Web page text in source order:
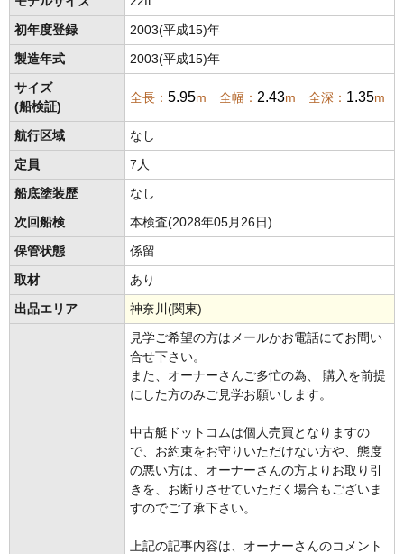
初年度登録 2003(平成15)年
製造年式 2003(平成15)年
サイズ
(船検証)
全長： 5.95m 全幅： 2.43m 全深： 1.35m
航行区域 なし
定員 7人
船底塗装歴 なし
次回船検 本検査(2028年05月26日)
保管状態 係留
取材 あり
出品エリア 神奈川(関東)
見学ご希望の方はメールかお電話にてお問い
合せ下さい。
また、オーナーさんご多忙の為、 購入を前提
にした方のみご見学お願いします。
中古艇ドットコムは個人売買となりますの
で、お約束をお守りいただけない方や、態度
の悪い方は、オーナーさんの方よりお取り引
きを、お断りさせていただく場合もございま
すのでご了承下さい。
上記の記事内容は、オーナーさんのコメント